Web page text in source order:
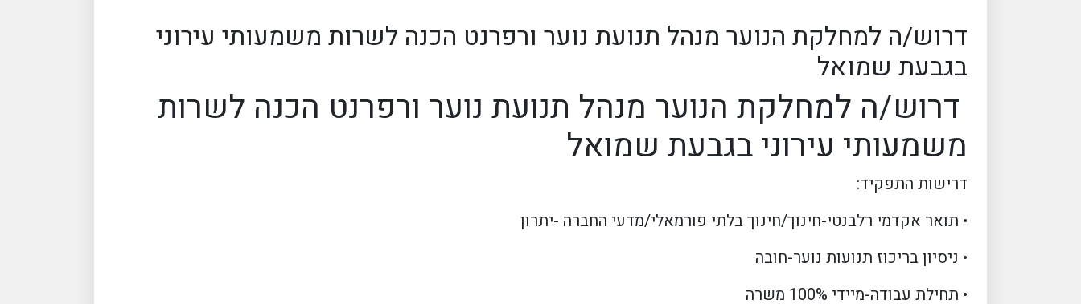
דרוש/ה למחלקת הנוער מנהל תנועת נוער ורפרנט הכנה לשרות משמעותי עירוני
בגבעת שמואל
דרוש/ה למחלקת הנוער מנהל תנועת נוער ורפרנט הכנה לשרות
משמעותי עירוני בגבעת שמואל
דרישות התפקיד:
• תואר אקדמי רלבנטי-חינוך/חינוך בלתי פורמאלי/מדעי החברה -יתרון
• ניסיון בריכוז תנועות נוער-חובה
• תחילת עבודה-מיידי 100% משרה